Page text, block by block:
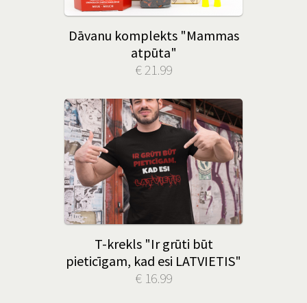
Dāvanu komplekts "Mammas
atpūta"
€ 21.99
T-krekls "Ir grūti būt
pieticīgam, kad esi LATVIETIS"
€ 16.99